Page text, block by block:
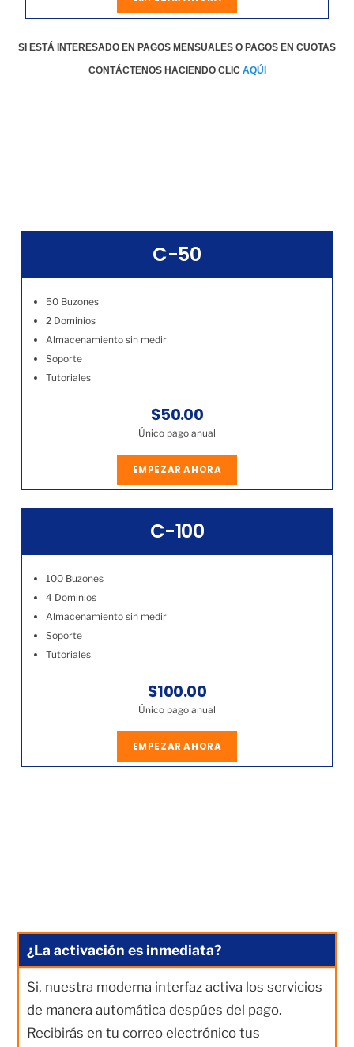
SI ESTÁ INTERESADO EN PAGOS MENSUALES O PAGOS EN CUOTAS
CONTÁCTENOS HACIENDO CLIC AQÚI
C-50
50 Buzones
2 Dominios
Almacenamiento sin medir
Soporte
Tutoriales
$50.00
Único pago anual
EMPEZAR AHORA
C-100
100 Buzones
4 Dominios
Almacenamiento sin medir
Soporte
Tutoriales
$100.00
Único pago anual
EMPEZAR AHORA
¿La activación es inmediata?
Si, nuestra moderna interfaz activa los servicios
de manera automática despúes del pago.
Recibirás en tu correo electrónico tus